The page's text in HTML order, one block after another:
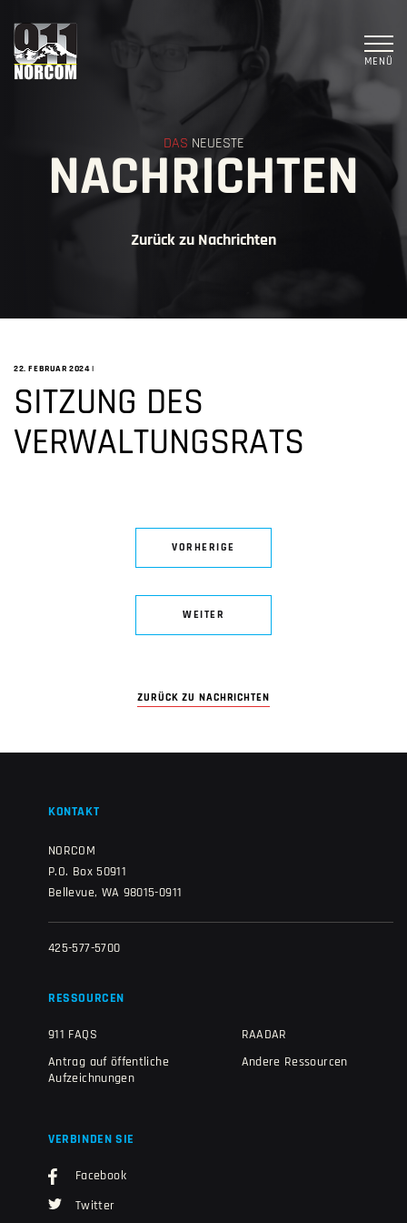
MENÜ
DAS NEUESTE
NACHRICHTEN
Zurück zu Nachrichten
22. FEBRUAR 2024 |
SITZUNG DES
VERWALTUNGSRATS
VORHERIGE
WEITER
ZURÜCK ZU NACHRICHTEN
KONTAKT
NORCOM
P.O. Box 50911
Bellevue, WA 98015-0911
425-577-5700
RESSOURCEN
911 FAQS
Antrag auf öffentliche
Aufzeichnungen
RAADAR
Andere Ressourcen
VERBINDEN SIE
Facebook
Twitter